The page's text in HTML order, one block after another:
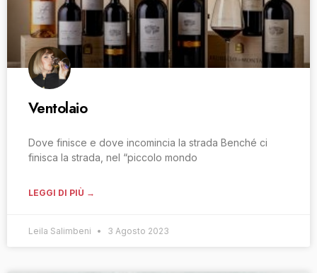
Ventolaio
Dove finisce e dove incomincia la strada Benché ci
finisca la strada, nel “piccolo mondo
LEGGI DI PIÙ →
Leila Salimbeni 3 Agosto 2023